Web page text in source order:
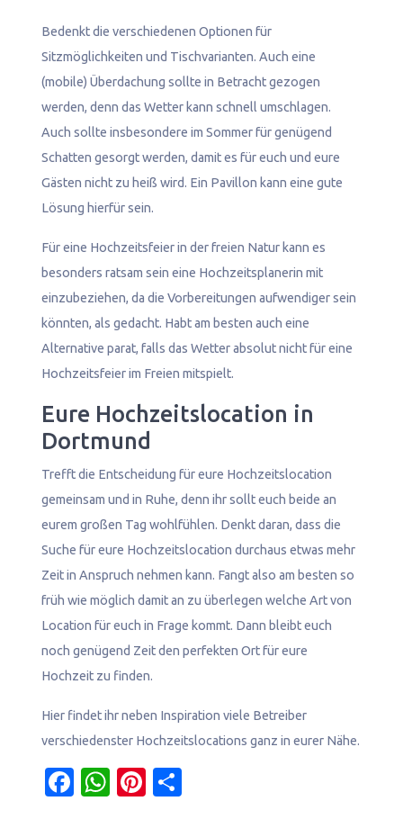
Bedenkt die verschiedenen Optionen für
Sitzmöglichkeiten und Tischvarianten. Auch eine
(mobile) Überdachung sollte in Betracht gezogen
werden, denn das Wetter kann schnell umschlagen.
Auch sollte insbesondere im Sommer für genügend
Schatten gesorgt werden, damit es für euch und eure
Gästen nicht zu heiß wird. Ein Pavillon kann eine gute
Lösung hierfür sein.
Für eine Hochzeitsfeier in der freien Natur kann es
besonders ratsam sein eine Hochzeitsplanerin mit
einzubeziehen, da die Vorbereitungen aufwendiger sein
könnten, als gedacht. Habt am besten auch eine
Alternative parat, falls das Wetter absolut nicht für eine
Hochzeitsfeier im Freien mitspielt.
Eure Hochzeitslocation in
Dortmund
Trefft die Entscheidung für eure Hochzeitslocation
gemeinsam und in Ruhe, denn ihr sollt euch beide an
eurem großen Tag wohlfühlen. Denkt daran, dass die
Suche für eure Hochzeitslocation durchaus etwas mehr
Zeit in Anspruch nehmen kann. Fangt also am besten so
früh wie möglich damit an zu überlegen welche Art von
Location für euch in Frage kommt. Dann bleibt euch
noch genügend Zeit den perfekten Ort für eure
Hochzeit zu finden.
Hier findet ihr neben Inspiration viele Betreiber
verschiedenster Hochzeitslocations ganz in eurer Nähe.
Facebook
WhatsApp
Pinterest